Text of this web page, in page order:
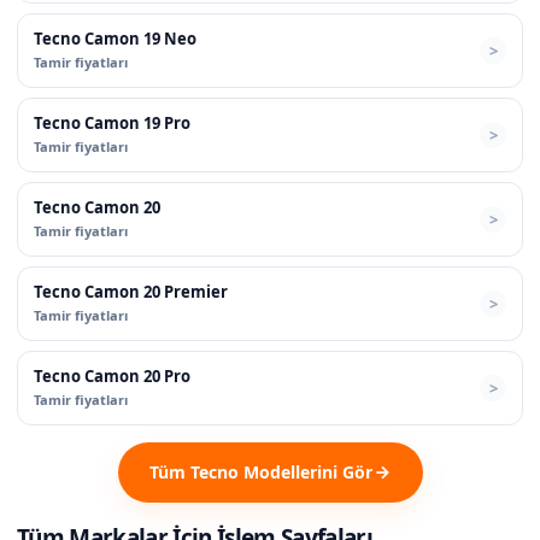
Tecno Camon 19 Neo
Tamir fiyatları
Tecno Camon 19 Pro
Tamir fiyatları
Tecno Camon 20
Tamir fiyatları
Tecno Camon 20 Premier
Tamir fiyatları
Tecno Camon 20 Pro
Tamir fiyatları
Tüm Tecno Modellerini Gör